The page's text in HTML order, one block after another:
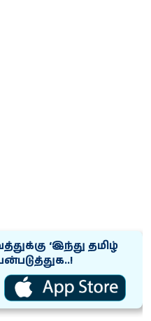
‘இந்து தமிழ்